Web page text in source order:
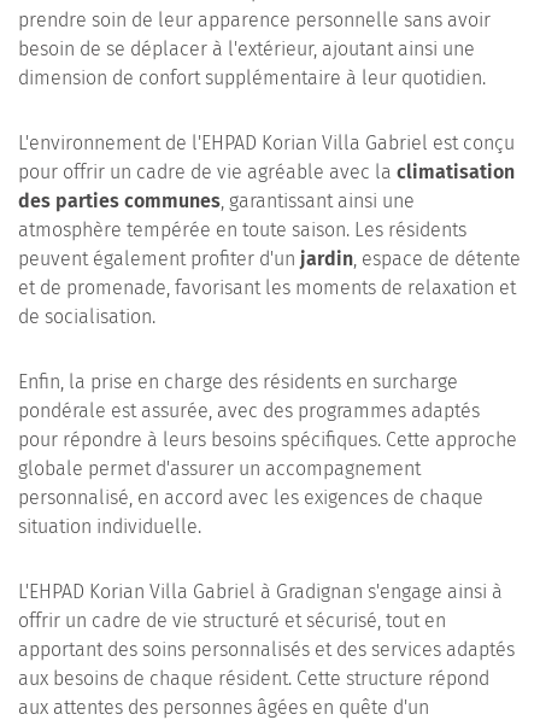
prendre soin de leur apparence personnelle sans avoir
besoin de se déplacer à l'extérieur, ajoutant ainsi une
dimension de confort supplémentaire à leur quotidien.
L'environnement de l'EHPAD Korian Villa Gabriel est conçu
pour offrir un cadre de vie agréable avec la climatisation
des parties communes, garantissant ainsi une
atmosphère tempérée en toute saison. Les résidents
peuvent également profiter d'un jardin, espace de détente
et de promenade, favorisant les moments de relaxation et
de socialisation.
Enfin, la prise en charge des résidents en surcharge
pondérale est assurée, avec des programmes adaptés
pour répondre à leurs besoins spécifiques. Cette approche
globale permet d'assurer un accompagnement
personnalisé, en accord avec les exigences de chaque
situation individuelle.
L'EHPAD Korian Villa Gabriel à Gradignan s'engage ainsi à
offrir un cadre de vie structuré et sécurisé, tout en
apportant des soins personnalisés et des services adaptés
aux besoins de chaque résident. Cette structure répond
aux attentes des personnes âgées en quête d'un